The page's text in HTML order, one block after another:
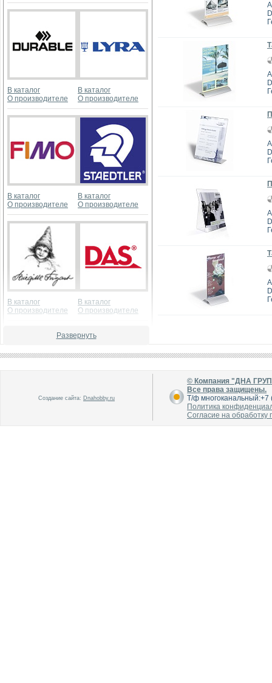
В каталог
О производителе
В каталог
О производителе
В каталог
О производителе
В каталог
О производителе
В каталог
О производителе
В каталог
О производителе
Развернуть
Создание сайта: Dnahobby.ru
© Компания "ДНА
Все права защищены.
Т/ф
Политика
Согласие на